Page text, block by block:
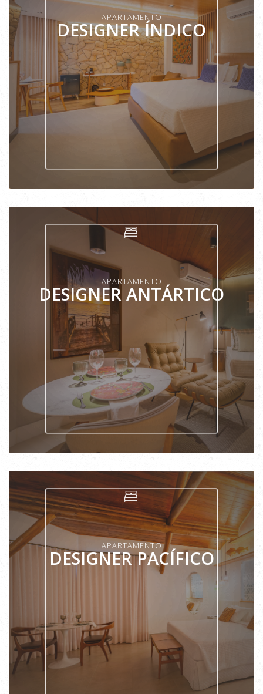
APARTAMENTO
DESIGNER ÍNDICO
VER APARTAMENTO
APARTAMENTO
DESIGNER ANTÁRTICO
VER APARTAMENTO
APARTAMENTO
DESIGNER PACÍFICO